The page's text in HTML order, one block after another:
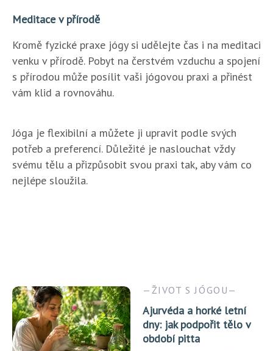
Meditace v přírodě
Kromě fyzické praxe jógy si udělejte čas i na meditaci
venku v přírodě. Pobyt na čerstvém vzduchu a spojení
s přírodou může posílit vaši jógovou praxi a přinést
vám klid a rovnováhu.
Jóga je flexibilní a můžete ji upravit podle svých
potřeb a preferencí. Důležité je naslouchat vždy
svému tělu a přizpůsobit svou praxi tak, aby vám co
nejlépe sloužila.
ŽIVOT S JÓGOU
Ajurvéda a horké letní
dny: jak podpořit tělo v
období pitta